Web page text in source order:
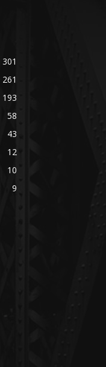
301
261
193
58
43
12
10
9